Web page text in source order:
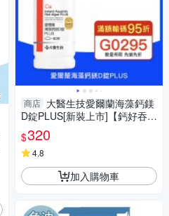
商店 大醫生技愛爾蘭海藻鈣鎂
D錠PLUS[新裝上市]【鈣好吞版
(每錠200毫克)】60錠入【$32
0/瓶買2送1】
$320
4.8
加入購物車